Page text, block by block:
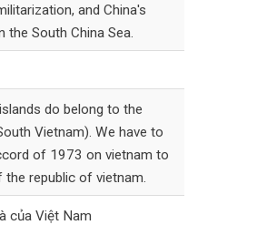
and China's
the South China Sea.
do belong to the
Vietnam). We have to
of 1973 on vietnam to
republic of vietnam.
của Việt Nam